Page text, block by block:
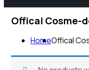
Offical Cosme-
HomeOffical